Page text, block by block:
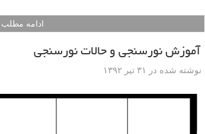
ادامه مطلب
آموزش نورسنجی و حالات نورسنجی
نوشته شده در ۳۱ تیر ۱۳۹۲